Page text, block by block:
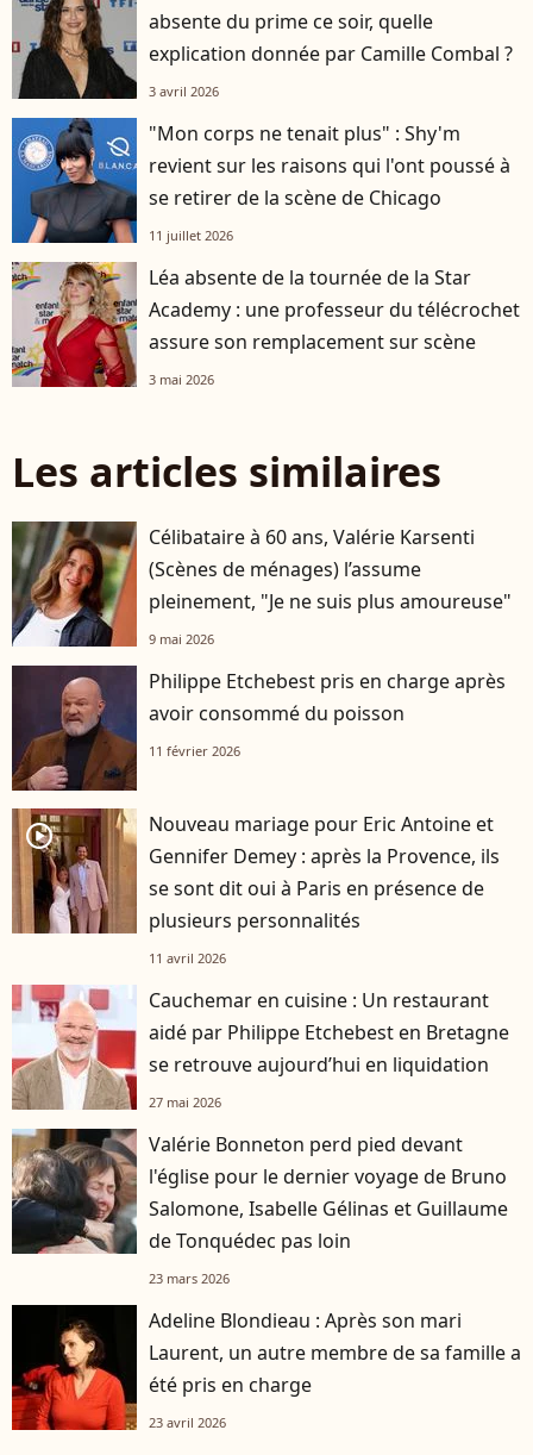
absente du prime ce soir, quelle
explication donnée par Camille Combal ?
3 avril 2026
"Mon corps ne tenait plus" : Shy'm
revient sur les raisons qui l'ont poussé à
se retirer de la scène de Chicago
11 juillet 2026
Léa absente de la tournée de la Star
Academy : une professeur du télécrochet
assure son remplacement sur scène
3 mai 2026
Les articles similaires
Célibataire à 60 ans, Valérie Karsenti
(Scènes de ménages) l’assume
pleinement, "Je ne suis plus amoureuse"
9 mai 2026
Philippe Etchebest pris en charge après
avoir consommé du poisson
11 février 2026
player2
Nouveau mariage pour Eric Antoine et
Gennifer Demey : après la Provence, ils
se sont dit oui à Paris en présence de
plusieurs personnalités
11 avril 2026
Cauchemar en cuisine : Un restaurant
aidé par Philippe Etchebest en Bretagne
se retrouve aujourd’hui en liquidation
27 mai 2026
Valérie Bonneton perd pied devant
l'église pour le dernier voyage de Bruno
Salomone, Isabelle Gélinas et Guillaume
de Tonquédec pas loin
23 mars 2026
Adeline Blondieau : Après son mari
Laurent, un autre membre de sa famille a
été pris en charge
23 avril 2026